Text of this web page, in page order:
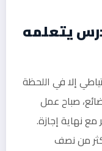
يتعلمه
إلا في اللحظة
صباح عمل
نهاية إجازة.
من نصف